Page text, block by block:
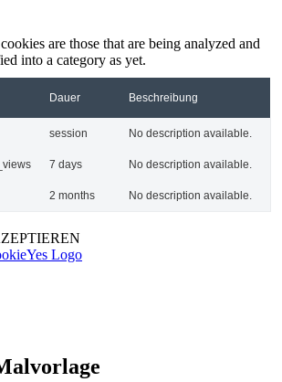
are those that are being analyzed and
into a category as yet.
Dauer Beschreibung
session No description available.
7 days No description available.
2 months No description available.